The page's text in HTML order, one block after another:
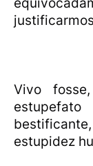
Vivo
estupidez